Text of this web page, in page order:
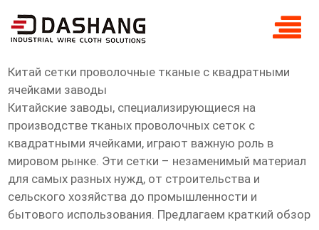
Китай сетки проволочные тканые с
квадратными заводы
Китай сетки проволочные тканые с квадратными
ячейками заводы
Китайские заводы, специализирующиеся на
производстве тканых проволочных сеток с
квадратными ячейками, играют важную роль в
мировом рынке. Эти сетки – незаменимый материал
для самых разных нужд, от строительства и
сельского хозяйства до промышленности и
бытового использования. Предлагаем краткий обзор